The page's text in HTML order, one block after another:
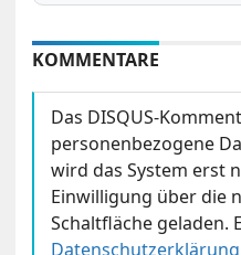
KOMMENTARE
Das DISQUS-
personenbezogene
wird das System erst
Einwilligung über die
Schaltfläche geladen.
Datenschutzerklärung